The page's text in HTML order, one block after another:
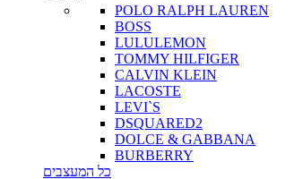
POLO RALPH LAUREN
BOSS
LULULEMON
TOMMY HILFIGER
CALVIN KLEIN
LACOSTE
LEVI`S
DSQUARED2
DOLCE & GABBANA
BURBERRY
כל המעצבים